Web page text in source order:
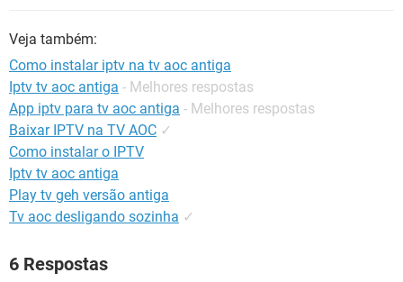
Veja também:
Como instalar iptv na tv aoc antiga
Iptv tv aoc antiga - Melhores respostas
App iptv para tv aoc antiga - Melhores respostas
Baixar IPTV na TV AOC ✓
Como instalar o IPTV
Iptv tv aoc antiga
Play tv geh versão antiga
Tv aoc desligando sozinha ✓
6 Respostas